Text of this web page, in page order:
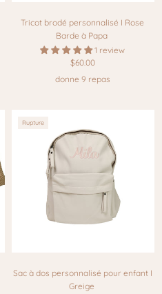
Tricot brodé personnalisé I Rose
Barde à Papa
1 review
$60.00
donne 9 repas
Rupture
Sac à dos personnalisé pour enfant I
Greige